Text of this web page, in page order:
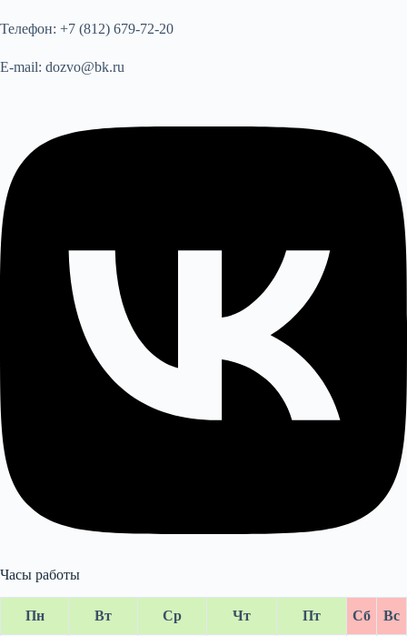
Телефон: +7 (812) 679-72-20
E-mail: dozvo@bk.ru
Часы работы
Пн Вт Ср Чт Пт Сб Вс